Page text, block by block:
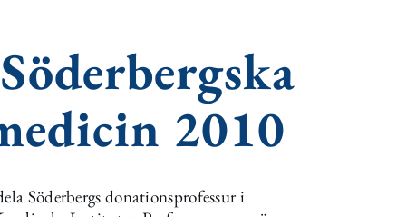
2010
Söderbergs donationsprofessur i